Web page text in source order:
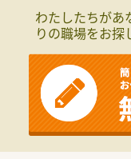
です。
【求人情報につい
■想定年収は400
剤師としての
す。
■新潟県内の対
給されるため、
す。
■昇給は年に1
り、安定した収
す。
わたしたちがあ
りの職場をお探